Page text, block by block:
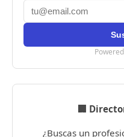
🏢
¿Buscas un